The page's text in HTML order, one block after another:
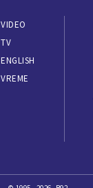
VIDEO
TV
ENGLISH
VREME